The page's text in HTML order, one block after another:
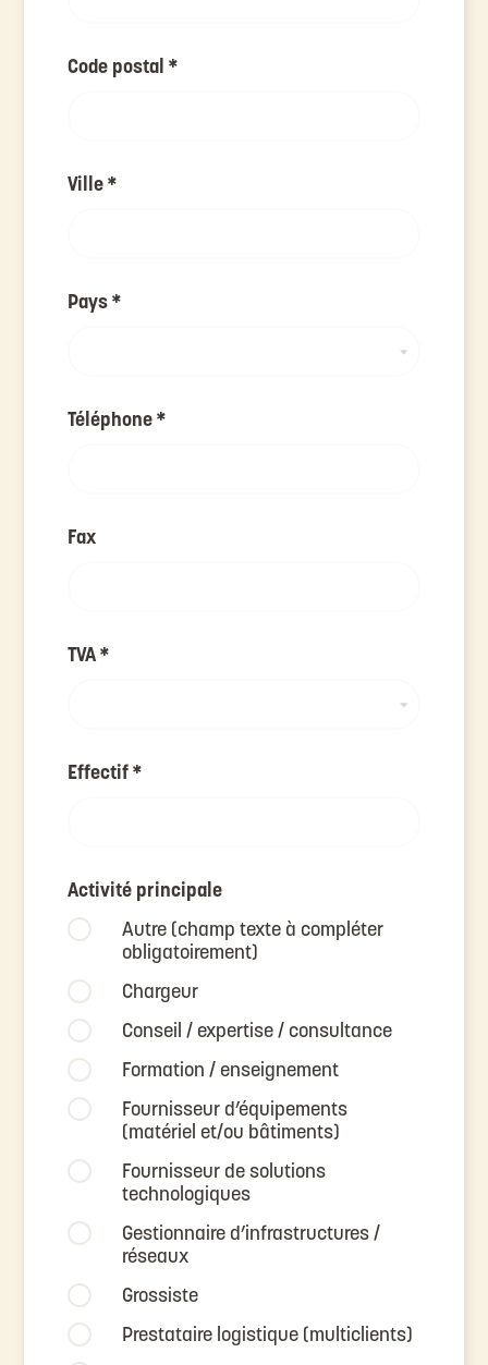
Code postal *
Ville *
Pays *
Téléphone *
Fax
TVA *
Effectif *
Activité principale
Autre (champ texte à compléter
obligatoirement)
Chargeur
Conseil / expertise / consultance
Formation / enseignement
Fournisseur d’équipements
(matériel et/ou bâtiments)
Fournisseur de solutions
technologiques
Gestionnaire d’infrastructures /
réseaux
Grossiste
Prestataire logistique (multiclients)